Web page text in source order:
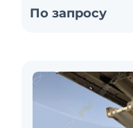
По запросу